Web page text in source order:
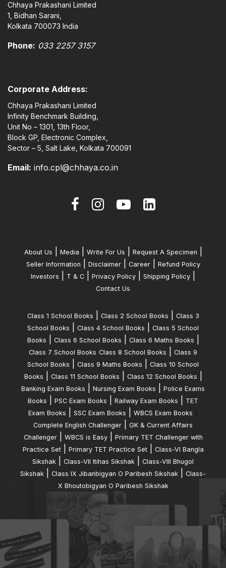
Chhaya Prakashani Limited
1, Bidhan Sarani,
Kolkata 700073 India
Phone: 033 2257 3157
Corporate Address:
Chhaya Prakashani Limited
Infinity Benchmark Building,
Unit No – 1301, 13th Floor,
Block GP, Electronic Complex,
Sector – 5, Salt Lake, Kolkata 700091
Email: info.cpl@chhaya.co.in
About Us Media Write For Us Request A Specimen
Seller Information Disclaimer| Career|
Refund Policy
Investors
T & C Privacy Policy Shipping Policy
Contact Us
Class 1 School Books Class 2 School Books
Class 3
School Books
Class 4 School Books
Class 5 School
Books
Class 6 School Books Class 6 Maths Books
Class 7 School Books Class 8 School Books
Class 9
School Books
Class 9 Maths Books
Class 10 School
Books
Class 11 School Books Class 12 School Books
Banking Exam Books Nursing Exam Books
Police Exams
Books
PSC Exam Books Railway Exam Books
TET
Exam Books
SSC Exam Books WBCS Exam Books
Complete English Challenger
GK & Current Affairs
Challenger| WBCS is Easy|
Primary TET Challenger with
Practice Set| Primary TET Practice Set|
Class-VI Bangla
Sikshak
Class-VII Itihas Sikshak
Class-VIII Bhugol
Sikshak
Class IX Jibanbigyan O Paribesh Sikshak
Class-
X Bhoutobigyan O Paribesh Sikshak